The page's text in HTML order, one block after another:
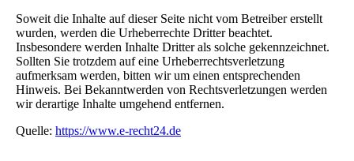
Soweit die Inhalte auf dieser Seite nicht vom Betreiber erstellt
wurden, werden die Urheberrechte Dritter beachtet.
Insbesondere werden Inhalte Dritter als solche gekennzeichnet.
Sollten Sie trotzdem auf eine Urheberrechtsverletzung
aufmerksam werden, bitten wir um einen entsprechenden
Hinweis. Bei Bekanntwerden von Rechtsverletzungen werden
wir derartige Inhalte umgehend entfernen.
Quelle: https://www.e-recht24.de